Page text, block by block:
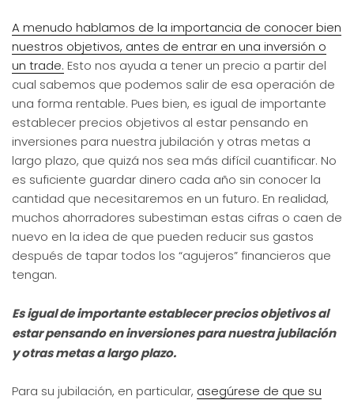
A menudo hablamos de la importancia de conocer bien
nuestros objetivos, antes de entrar en una inversión o
un trade. Esto nos ayuda a tener un precio a partir del
cual sabemos que podemos salir de esa operación de
una forma rentable. Pues bien, es igual de importante
establecer precios objetivos al estar pensando en
inversiones para nuestra jubilación y otras metas a
largo plazo, que quizá nos sea más difícil cuantificar. No
es suficiente guardar dinero cada año sin conocer la
cantidad que necesitaremos en un futuro. En realidad,
muchos ahorradores subestiman estas cifras o caen de
nuevo en la idea de que pueden reducir sus gastos
después de tapar todos los “agujeros” financieros que
tengan.
Es igual de importante establecer precios objetivos al
estar pensando en inversiones para nuestra jubilación
y otras metas a largo plazo.
Para su jubilación, en particular, asegúrese de que su